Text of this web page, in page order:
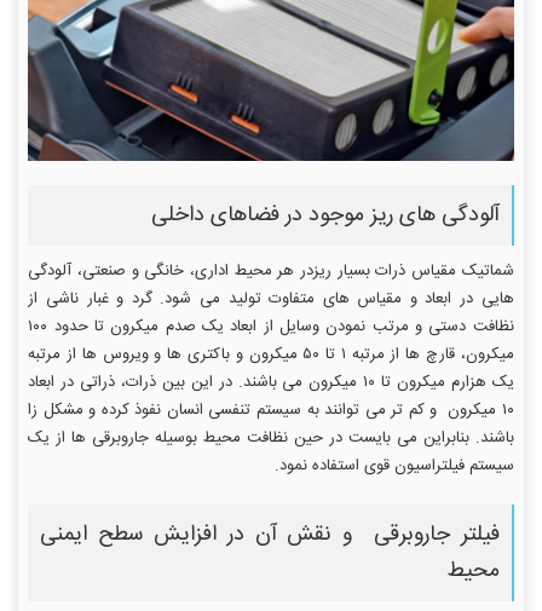
آلودگی های ریز موجود در فضاهای داخلی
شماتیک مقیاس ذرات بسیار ریزدر هر محیط اداری، خانگی و صنعتی، آلودگی
هایی در ابعاد و مقیاس های متفاوت تولید می شود. گرد و غبار ناشی از
نظافت دستی و مرتب نمودن وسایل از ابعاد یک صدم میکرون تا حدود ۱۰۰
میکرون، قارچ ها از مرتبه ۱ تا ۵۰ میکرون و باکتری ها و ویروس ها از مرتبه
یک هزارم میکرون تا ۱۰ میکرون می باشند. در این بین ذرات، ذراتی در ابعاد
۱۰ میکرون و کم تر می توانند به سیستم تنفسی انسان نفوذ کرده و مشکل زا
باشند. بنابراین می بایست در حین نظافت محیط بوسیله جاروبرقی ها از یک
سیستم فیلتراسیون قوی استفاده نمود.
فیلتر جاروبرقی و نقش آن در افزایش سطح ایمنی
محیط